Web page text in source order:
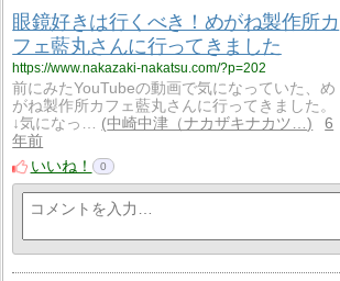
眼鏡好きは行くべき！めがね製作所カ
フェ藍丸さんに行ってきました
https://www.nakazaki-nakatsu.com/?p=202
前にみたYouTubeの動画で気になっていた、め
がね製作所カフェ藍丸さんに行ってきました。
↓気になっ…
中崎中津（ナカザキナカツ…
6
年前
いいね！
0